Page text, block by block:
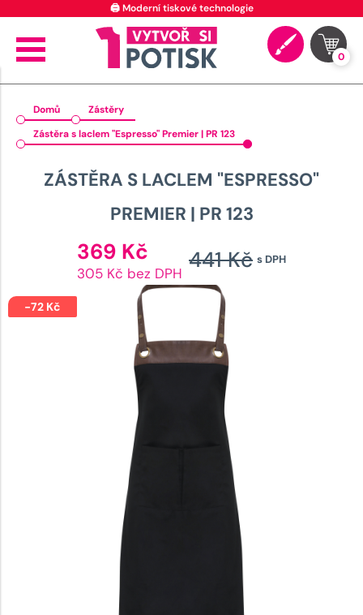
0
Domů
Zástěry
Zástěra s laclem "Espresso" Premier | PR 123
ZÁSTĚRA S LACLEM "ESPRESSO"
PREMIER | PR 123
s DPH
441Kč
369 Kč cena
je:
305 Kč bez DPH
-72 Kč